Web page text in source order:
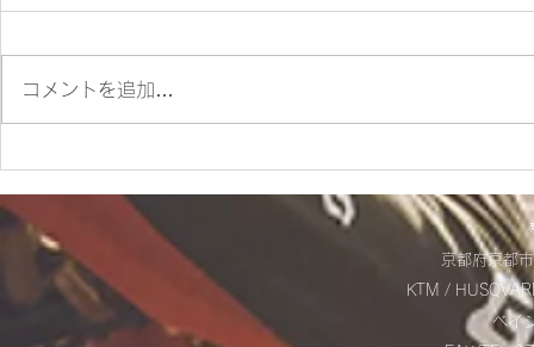
ES700ラリー仕様とES700の
違いをご紹介‼
＊明日から
＊
コメントを追加…
京都府京都
KTM /
ベイ